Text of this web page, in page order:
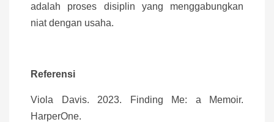
adalah proses disiplin yang menggabungkan
niat dengan usaha.
Referensi
Viola Davis. 2023. Finding Me: a Memoir.
HarperOne.